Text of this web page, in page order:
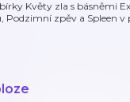
Květy zla s básněmi
Podzimní zpěv a Spleen v